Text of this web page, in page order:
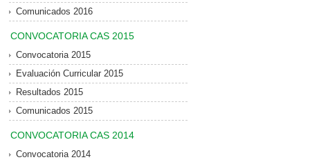
Comunicados 2016
CONVOCATORIA CAS 2015
Convocatoria 2015
Evaluación Curricular 2015
Resultados 2015
Comunicados 2015
CONVOCATORIA CAS 2014
Convocatoria 2014